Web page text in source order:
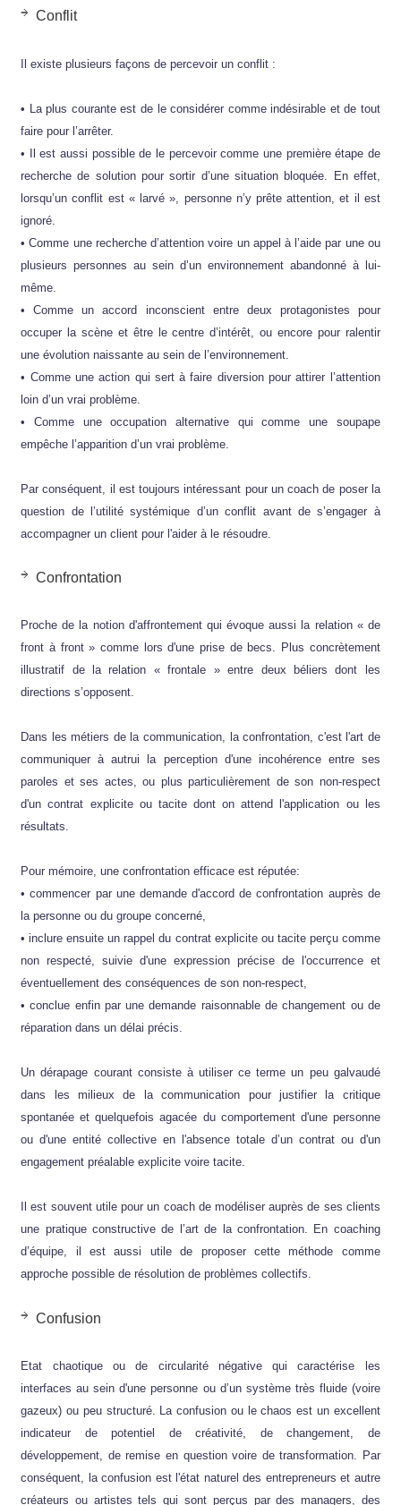
Conflit
Il existe plusieurs façons de percevoir un conflit :
• La plus courante est de le considérer comme indésirable et de tout
faire pour l’arrêter.
• Il est aussi possible de le percevoir comme une première étape de
recherche de solution pour sortir d’une situation bloquée. En effet,
lorsqu’un conflit est « larvé », personne n’y prête attention, et il est
ignoré.
• Comme une recherche d’attention voire un appel à l’aide par une ou
plusieurs personnes au sein d’un environnement abandonné à lui-
même.
• Comme un accord inconscient entre deux protagonistes pour
occuper la scène et être le centre d’intérêt, ou encore pour ralentir
une évolution naissante au sein de l’environnement.
• Comme une action qui sert à faire diversion pour attirer l’attention
loin d’un vrai problème.
• Comme une occupation alternative qui comme une soupape
empêche l’apparition d’un vrai problème.
Par conséquent, il est toujours intéressant pour un coach de poser la
question de l’utilité systémique d’un conflit avant de s’engager à
accompagner un client pour l'aider à le résoudre.
Confrontation
Proche de la notion d'affrontement qui évoque aussi la relation « de
front à front » comme lors d'une prise de becs. Plus concrètement
illustratif de la relation « frontale » entre deux béliers dont les
directions s’opposent.
Dans les métiers de la communication, la confrontation, c'est l'art de
communiquer à autrui la perception d'une incohérence entre ses
paroles et ses actes, ou plus particulièrement de son non-respect
d'un contrat explicite ou tacite dont on attend l'application ou les
résultats.
Pour mémoire, une confrontation efficace est réputée:
• commencer par une demande d'accord de confrontation auprès de
la personne ou du groupe concerné,
• inclure ensuite un rappel du contrat explicite ou tacite perçu comme
non respecté, suivie d'une expression précise de l'occurrence et
éventuellement des conséquences de son non-respect,
• conclue enfin par une demande raisonnable de changement ou de
réparation dans un délai précis.
Un dérapage courant consiste à utiliser ce terme un peu galvaudé
dans les milieux de la communication pour justifier la critique
spontanée et quelquefois agacée du comportement d'une personne
ou d'une entité collective en l'absence totale d’un contrat ou d'un
engagement préalable explicite voire tacite.
Il est souvent utile pour un coach de modéliser auprès de ses clients
une pratique constructive de l’art de la confrontation. En coaching
d’équipe, il est aussi utile de proposer cette méthode comme
approche possible de résolution de problèmes collectifs.
Confusion
Etat chaotique ou de circularité négative qui caractérise les
interfaces au sein d'une personne ou d’un système très fluide (voire
gazeux) ou peu structuré. La confusion ou le chaos est un excellent
indicateur de potentiel de créativité, de changement, de
développement, de remise en question voire de transformation. Par
conséquent, la confusion est l'état naturel des entrepreneurs et autre
créateurs ou artistes tels qui sont perçus par des managers, des